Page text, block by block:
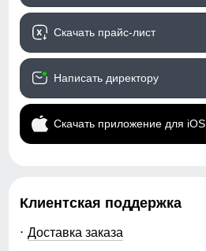
Скачать прайс-лист
Написать директору
Скачать приложение для iOS
Клиентская поддержка
Доставка заказа